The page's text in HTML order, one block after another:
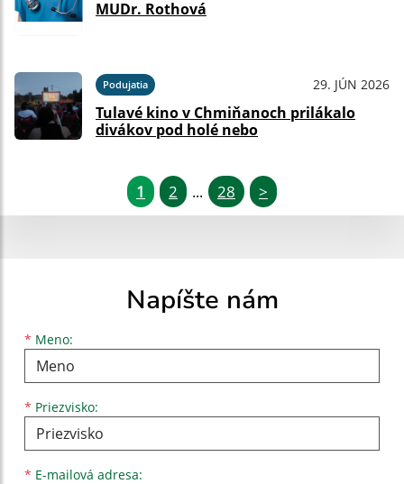
MUDr. Rothová
Podujatia 29. JÚN 2026
Tulavé kino v Chmiňanoch prilákalo
divákov pod holé nebo
1 2 ... 28 >
Napíšte nám
* Meno:
Meno
* Priezvisko:
Priezvisko
* E-mailová adresa:
E-mailová adresa